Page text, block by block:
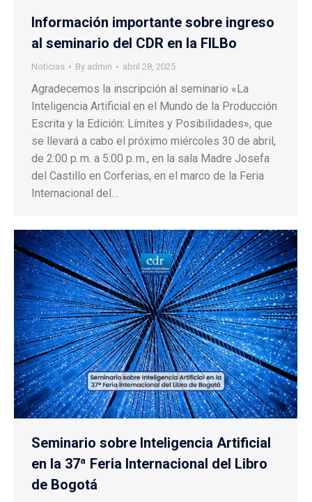
Información importante sobre ingreso
al seminario del CDR en la FILBo
Noticias By admin abril 28, 2025
Agradecemos la inscripción al seminario «La
Inteligencia Artificial en el Mundo de la Producción
Escrita y la Edición: Límites y Posibilidades», que
se llevará a cabo el próximo miércoles 30 de abril,
de 2:00 p. m. a 5:00 p. m., en la sala Madre Josefa
del Castillo en Corferias, en el marco de la Feria
Internacional del…
Seminario sobre Inteligencia Artificial
en la 37ª Feria Internacional del Libro
de Bogotá